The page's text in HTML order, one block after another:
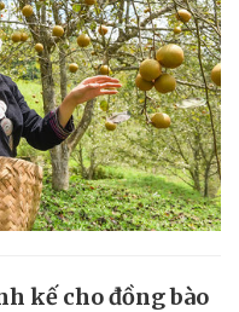
kế cho đồng bào